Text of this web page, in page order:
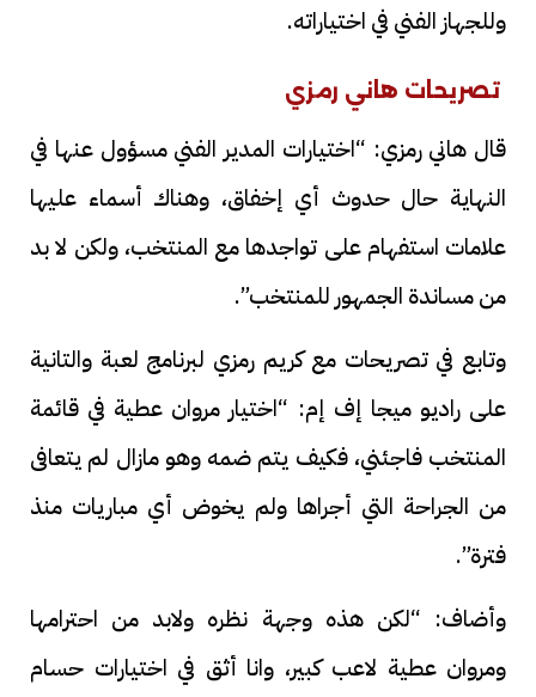
وللجهاز الفني في اختياراته.
تصريحات هاني رمزي
قال هاني رمزي: “اختيارات المدير الفني مسؤول عنها في
النهاية حال حدوث أي إخفاق، وهناك أسماء عليها
علامات استفهام على تواجدها مع المنتخب، ولكن لا بد
من مساندة الجمهور للمنتخب”.
وتابع في تصريحات مع كريم رمزي لبرنامج لعبة والتانية
على راديو ميجا إف إم: “اختيار مروان عطية في قائمة
المنتخب فاجئني، فكيف يتم ضمه وهو مازال لم يتعافى
من الجراحة التي أجراها ولم يخوض أي مباريات منذ
فترة”.
وأضاف: “لكن هذه وجهة نظره ولابد من احترامها
ومروان عطية لاعب كبير، وانا أثق في اختيارات حسام